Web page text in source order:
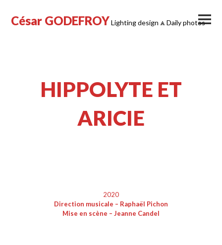
contentCésar GODEFROY Lighting design ⩓ Daily photosMenu
HIPPOLYTE ET
ARICIE
2020
Direction musicale – Raphaël Pichon
Mise en scène – Jeanne Candel